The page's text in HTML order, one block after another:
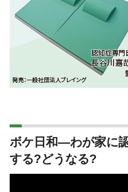
ボケ日和―わが家に
する?どうなる?